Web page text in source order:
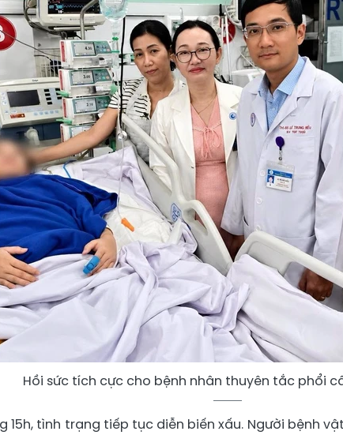
Hồi sức tích cực cho bệnh nhân thuyên tắc phổi
15h, tình trạng tiếp tục diễn biến xấu. Người bệnh